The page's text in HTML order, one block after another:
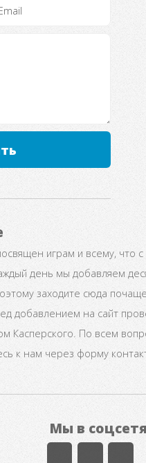
играм и всему, что
день мы добавляем
заходите сюда
добавлением на сайт
Касперского. По всем
к нам через форму
Мы в